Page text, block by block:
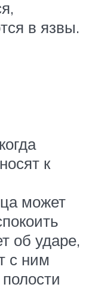
в язвы.
к
может
об ударе,
с ним